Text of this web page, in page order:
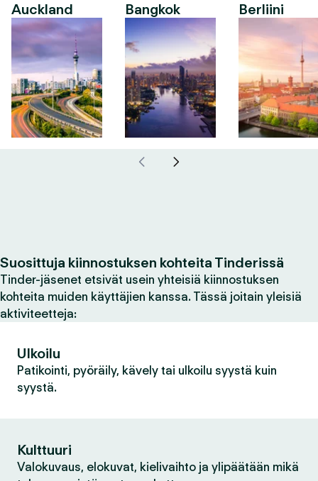
Auckland Bangkok Berliini
Suosittuja kiinnostuksen kohteita Tinderissä
Tinder-jäsenet etsivät usein yhteisiä kiinnostuksen
kohteita muiden käyttäjien kanssa. Tässä joitain yleisiä
aktiviteetteja:
Ulkoilu
Patikointi, pyöräily, kävely tai ulkoilu syystä kuin
syystä.
Kulttuuri
Valokuvaus, elokuvat, kielivaihto ja ylipäätään mikä